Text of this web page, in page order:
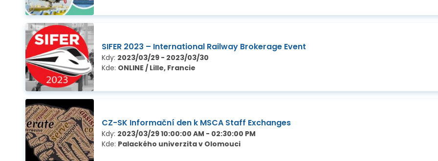
SIFER 2023 – International Railway Brokerage Event
Kdy: 2023/03/29 - 2023/03/30
Kde: ONLINE / Lille, Francie
CZ-SK Informační den k MSCA Staff Exchanges
Kdy: 2023/03/29 10:00:00 AM - 02:30:00 PM
Kde: Palackého univerzita v Olomouci